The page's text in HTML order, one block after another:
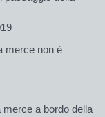
merce non è
merce a bordo della